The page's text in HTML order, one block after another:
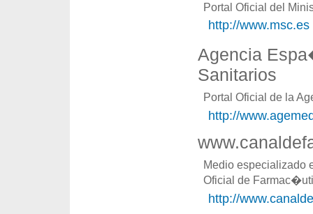
Portal Oficial del
http://www.msc.es
Agencia
Sanitarios
Portal Oficial de la
http://
Medio especializado
Oficial de
http://